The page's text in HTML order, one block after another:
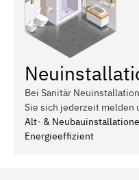
Bei Sanitär
Sie sich jederzeit melden
Alt- &
Energieeffizient